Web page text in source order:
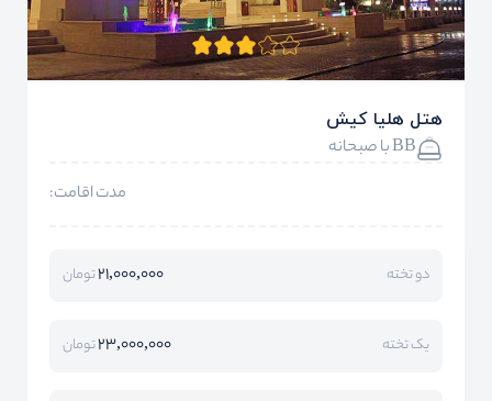
هتل هلیا کیش
BB با صبحانه
مدت اقامت:
دو تخته 21,000,000تومان
یک تخته 23,000,000تومان